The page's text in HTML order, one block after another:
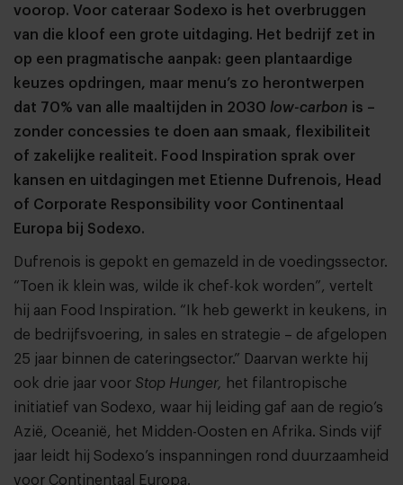
voorop. Voor cateraar Sodexo is het overbruggen
van die kloof een grote uitdaging. Het bedrijf zet in
op een pragmatische aanpak: geen plantaardige
keuzes opdringen, maar menu’s zo herontwerpen
dat 70% van alle maaltijden in 2030 low-carbon is –
zonder concessies te doen aan smaak, flexibiliteit
of zakelijke realiteit. Food Inspiration sprak over
kansen en uitdagingen met Etienne Dufrenois, Head
of Corporate Responsibility voor Continentaal
Europa bij Sodexo.
Dufrenois is gepokt en gemazeld in de voedingssector.
“Toen ik klein was, wilde ik chef-kok worden”, vertelt
hij aan Food Inspiration. “Ik heb gewerkt in keukens, in
de bedrijfsvoering, in sales en strategie – de afgelopen
25 jaar binnen de cateringsector.” Daarvan werkte hij
ook drie jaar voor Stop Hunger, het filantropische
initiatief van Sodexo, waar hij leiding gaf aan de regio’s
Azië, Oceanië, het Midden-Oosten en Afrika. Sinds vijf
jaar leidt hij Sodexo’s inspanningen rond duurzaamheid
voor Continentaal Europa.